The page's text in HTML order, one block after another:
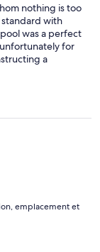
nothing is too
with
was a perfect
for
a
to
as soon as it
they
emplacement et